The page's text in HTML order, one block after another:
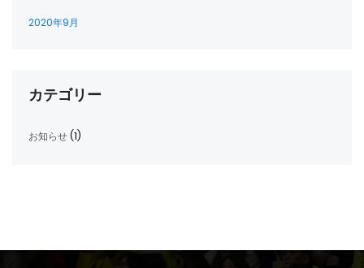
2020年9月
カテゴリー
お知らせ(1)